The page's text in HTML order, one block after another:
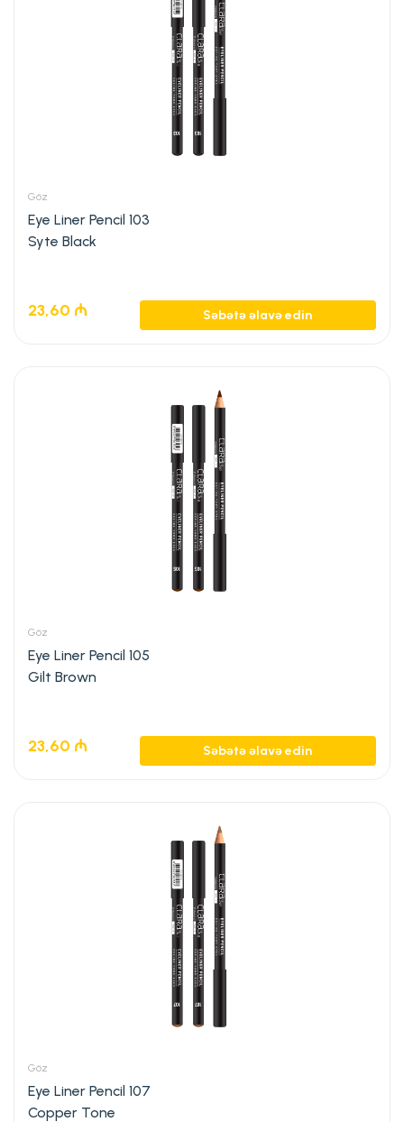
Göz
Eye Liner Pencil 103
Syte Black
23,60 ₼ Səbətə əlavə edin
Göz
Eye Liner Pencil 105
Gilt Brown
23,60 ₼ Səbətə əlavə edin
Göz
Eye Liner Pencil 107
Copper Tone